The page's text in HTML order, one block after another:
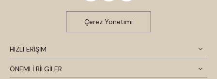
HIZLI ERİŞİM
ÖNEMLİ BİLGİLER
Çerez Yönetimi